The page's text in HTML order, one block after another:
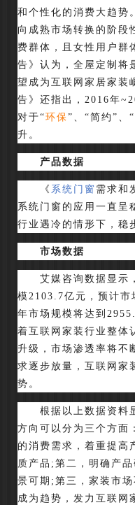
和个性化的消费大趋势
向成熟市场转换的阶段
费群体，且女性用户群
告》认为，全屋定制将
望成为互联网家居家装
告》还指出，2016年
对于“环保”、“简约”、
升。
产品数据
《 系统门窗 需求和
系统门窗的应用一直呈
行业遇冷的情形下，稳
市场数据
艾媒咨询数据显示，
模2103.7亿元，预计市
年市场规模将达到
着互联网家装行业整体
升级，市场渗透率将不
求逐步放量，互联网家
势。
根据以上数据资料显
方向可以分为三个方面
的消费需求，着重提高
质产品;第二，明确产
景可期;第三，家装市
成为趋势，发力互联网